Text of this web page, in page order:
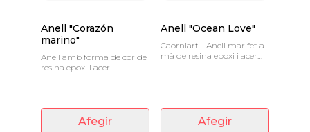
Anell "Corazón
marino"
Anell amb forma de cor de
resina epoxi i acer
Afegir
Anell "Ocean Love"
Caorniart - Anell mar fet a
mà de resina epoxi i acer
Afegir